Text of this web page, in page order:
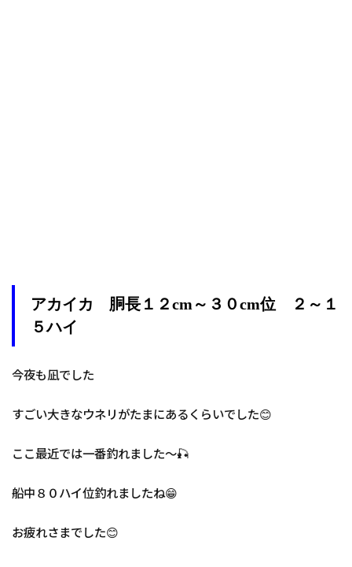
アカイカ 胴長１２cm～３０cm位 ２～１
５ハイ
今夜も凪でした
すごい大きなウネリがたまにあるくらいでした😊
ここ最近では一番釣れました～🎣
船中８０ハイ位釣れましたね😁
お疲れさまでした😊